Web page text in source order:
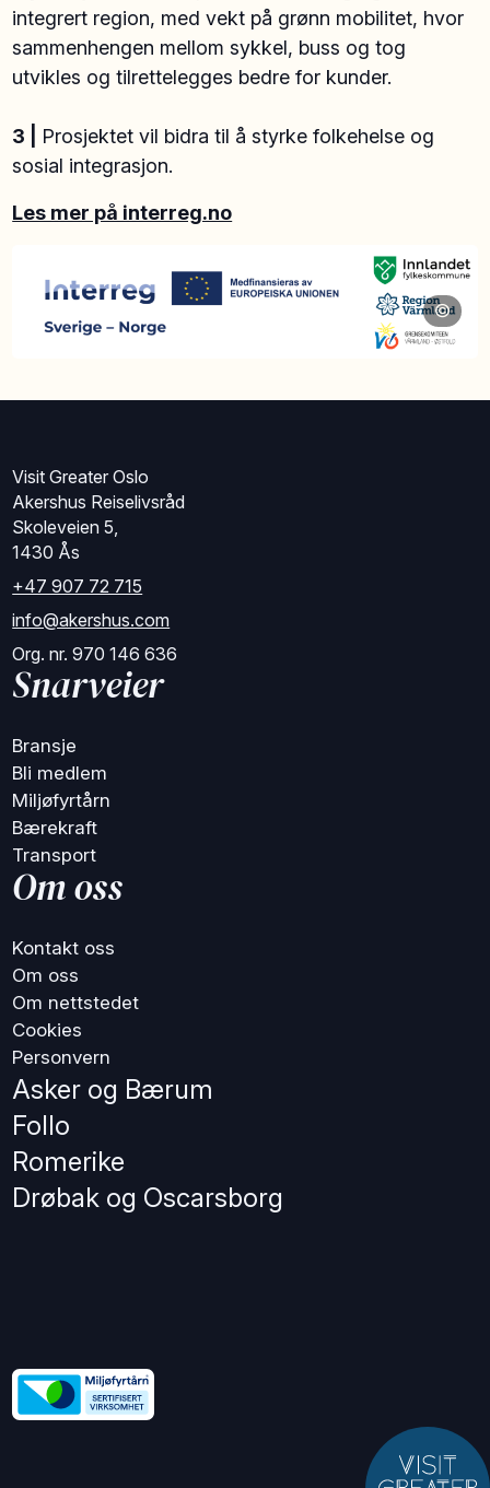
integrert region, med vekt på grønn mobilitet, hvor
sammenhengen mellom sykkel, buss og tog
utvikles og tilrettelegges bedre for kunder.
3 | Prosjektet vil bidra til å styrke folkehelse og
sosial integrasjon.
Les mer på interreg.no
©
Visit Greater Oslo
Akershus Reiselivsråd
Skoleveien 5,
1430 Ås
+47 907 72 715
info@akershus.com
Org. nr. 970 146 636
Snarveier
Bransje
Bli medlem
Miljøfyrtårn
Bærekraft
Transport
Om oss
Kontakt oss
Om oss
Om nettstedet
Cookies
Personvern
Asker og Bærum
Follo
Romerike
Drøbak og Oscarsborg